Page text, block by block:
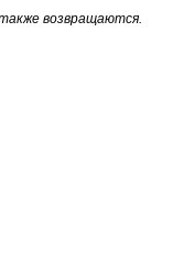
возвращаются.